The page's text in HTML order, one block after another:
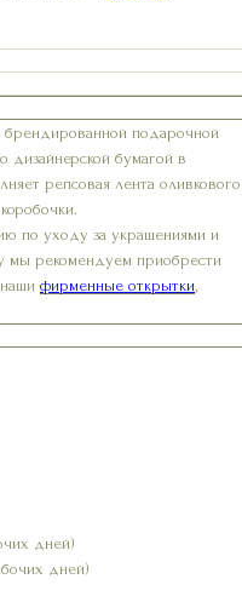
брендированной подарочной
дизайнерской бумагой в
репсовая лента оливкового
по уходу за украшениями и
мы рекомендуем приобрести
фирменные открытки
дней)
дней)